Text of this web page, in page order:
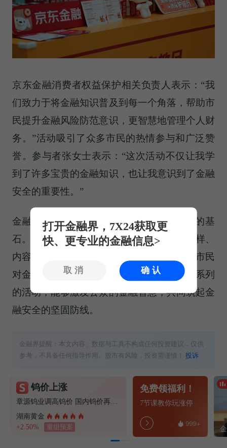
京东金融消费者权益保护相关负责人表示：“我
们致力于将金融知识普及到每一个角落，帮助市
民提升金融风险防范意识，更智慧地管理个人财
务。”活动吸引了众多市民的热情参与和广泛赞
誉。参与者张女士表示：“这次活动不仅让我学
到了许多宝贵的金融知识，也让我意识到了金融
安全的重要性。”
金融知识的普及是构建和谐金融消费环境的基
石。未来，京东金融将继续推出更多形式多样、
内容丰富的金融知识普及活动，以满足广大市民
对金融知识的需求。京东金融期待通过这一系列
的活动，能够激发公众的金融智慧，共同筑起金
融安全的坚固防线。
金融界提醒：本文内容、数据与工具不构成任何投资建议，仅供
参考，不具备任何指导作用。股市有风险，投资需谨慎！投诉
钨价上涨
章源钨业调高钨价 国内钨价再现涨价迹象
湖南黄金
+2.50%
重组预案
免费领福利！
7节课教你玩涨停
打开金融界，7X24获取更
快、更专业的金融信息>
取消 确认